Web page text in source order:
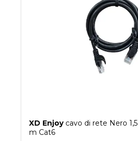
XD Enjoycavo di rete Nero 1,5
m Cat6